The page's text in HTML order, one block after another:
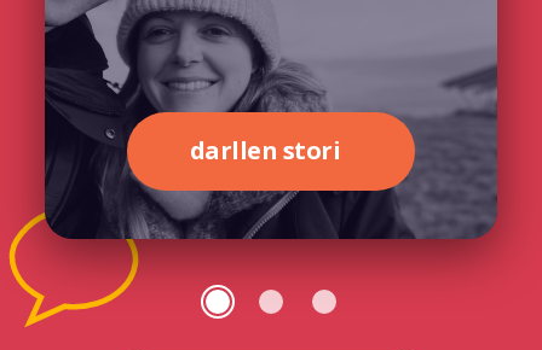
darllen stori